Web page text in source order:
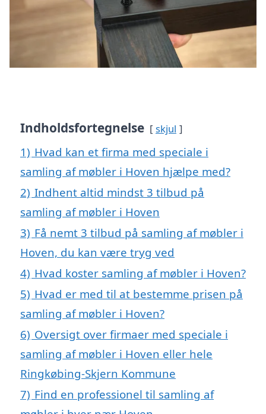
Indholdsfortegnelse skjul
1) Hvad kan et firma med speciale i
samling af møbler i Hoven hjælpe med?
2) Indhent altid mindst 3 tilbud på
samling af møbler i Hoven
3) Få nemt 3 tilbud på samling af møbler i
Hoven, du kan være tryg ved
4) Hvad koster samling af møbler i Hoven?
5) Hvad er med til at bestemme prisen på
samling af møbler i Hoven?
6) Oversigt over firmaer med speciale i
samling af møbler i Hoven eller hele
Ringkøbing-Skjern Kommune
7) Find en professionel til samling af